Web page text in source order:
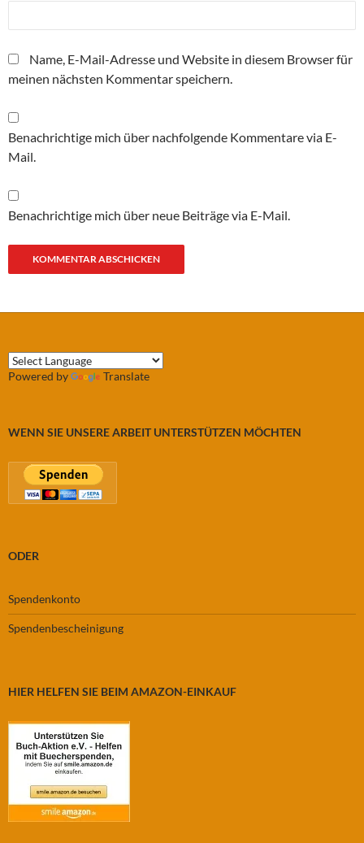
Name, E-Mail-Adresse und Website in diesem Browser für
meinen nächsten Kommentar speichern.
Benachrichtige mich über nachfolgende Kommentare via E-
Mail.
Benachrichtige mich über neue Beiträge via E-Mail.
Powered by Translate
WENN SIE UNSERE ARBEIT UNTERSTÜTZEN MÖCHTEN
ODER
Spendenkonto
Spendenbescheinigung
HIER HELFEN SIE BEIM AMAZON-EINKAUF